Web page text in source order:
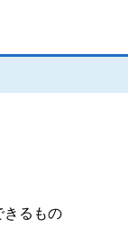
きるもの